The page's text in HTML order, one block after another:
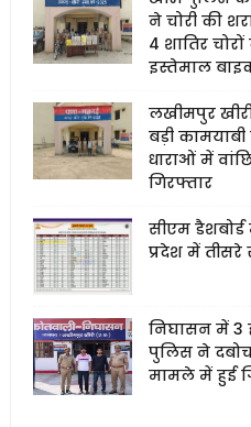
ने चोरी की
4 शातिर
इस्तेमाल
लखीमपुर
बड़ी
धाराओं में
गिरफ्तार
सीएम
प्रदेश में तीसरे
निघासन में 3
पुलिस ने
मामले में हुई